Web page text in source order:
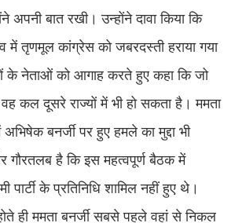
बात रखी। उन्होंने दावा किया कि
में तृणमूल कांग्रेस को जबरदस्ती हराया गया
के नेताओं को आगाह करते हुए कहा कि जो
कल दूसरे राज्यों में भी हो सकता है। ममता
बनर्जी पर हुए हमले का मुद्दा भी
गौरतलब है कि इस महत्वपूर्ण बैठक में
के प्रतिनिधि शामिल नहीं हुए थे।
ही ममता बनर्जी सबसे पहले वहां से निकल